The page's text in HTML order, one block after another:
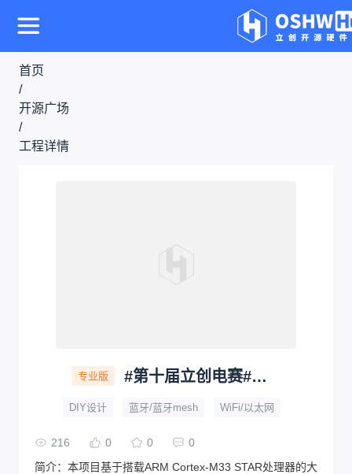
首页
/
开源广场
/
工程详情
专业版 #第十届立创电赛#基于开源SF32LB52模组的小智
DIY设计 蓝牙/蓝牙mesh WiFi/以太网
216 0 0
0
简介： 本项目基于搭载ARM Cortex-M33 STAR处理器的大